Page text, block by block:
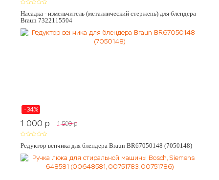
Насадка - измельчитель (металлический стержень) для блендера
Braun 7322115504
-34%
1 000 p 1 500 p
Редуктор венчика для блендера Braun BR67050148 (7050148)